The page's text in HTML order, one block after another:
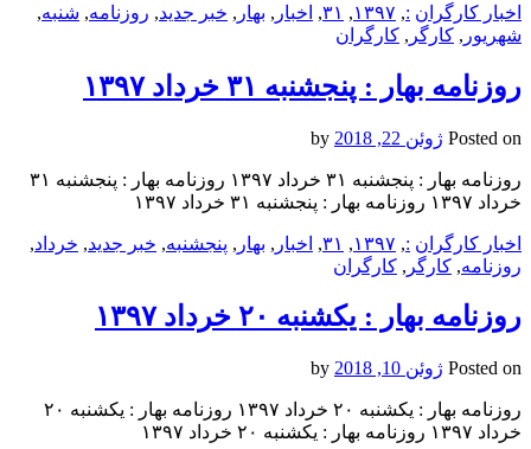
اخبار کارگران :
, ۱۳۹۷, ۳۱, اخبار , بهار , خبر جدید, روزنامه, شنبه,
شهريور , کارگر , کارگران
روزنامه بهار : پنجشنبه ۳۱ خرداد ۱۳۹۷
Posted on ژوئن 22, 2018
روزنامه بهار : پنجشنبه ۳۱ خرداد ۱۳۹۷ روزنامه بهار : پنجشنبه ۳۱
خرداد ۱۳۹۷ روزنامه بهار : پنجشنبه ۳۱ خرداد ۱۳۹۷
اخبار کارگران :
, ۱۳۹۷, ۳۱, اخبار , بهار , پنجشنبه, خبر جدید, خرداد,
روزنامه, کارگر , کارگران
روزنامه بهار : یکشنبه‌ ۲۰ خرداد ۱۳۹۷
Posted on ژوئن 10, 2018
روزنامه بهار : یکشنبه‌ ۲۰ خرداد ۱۳۹۷ روزنامه بهار : یکشنبه‌ ۲۰
خرداد ۱۳۹۷ روزنامه بهار : یکشنبه‌ ۲۰ خرداد ۱۳۹۷